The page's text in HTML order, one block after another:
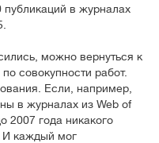
в журналах
можно вернуться к
совокупности работ.
Если, например,
в журналах из Web of
2007 года никакого
И каждый мог